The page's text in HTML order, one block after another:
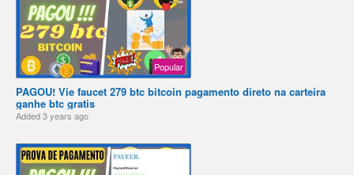
Popular
PAGOU! Vie faucet 279 btc bitcoin pagamento direto na carteira
ganhe btc gratis
Added3 years ago